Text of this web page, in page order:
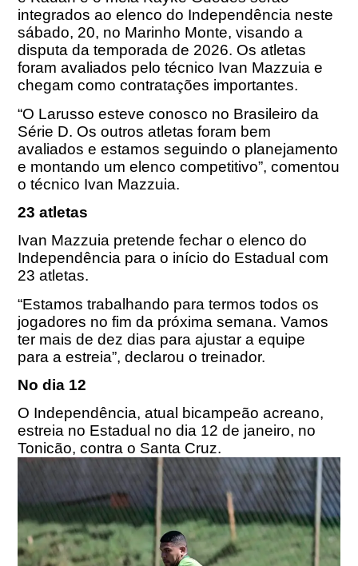
integrados ao elenco do Independência neste
sábado, 20, no Marinho Monte, visando a
disputa da temporada de 2026. Os atletas
foram avaliados pelo técnico Ivan Mazzuia e
chegam como contratações importantes.
“O Larusso esteve conosco no Brasileiro da
Série D. Os outros atletas foram bem
avaliados e estamos seguindo o planejamento
e montando um elenco competitivo”, comentou
o técnico Ivan Mazzuia.
23 atletas
Ivan Mazzuia pretende fechar o elenco do
Independência para o início do Estadual com
23 atletas.
“Estamos trabalhando para termos todos os
jogadores no fim da próxima semana. Vamos
ter mais de dez dias para ajustar a equipe
para a estreia”, declarou o treinador.
No dia 12
O Independência, atual bicampeão acreano,
estreia no Estadual no dia 12 de janeiro, no
Tonicão, contra o Santa Cruz.